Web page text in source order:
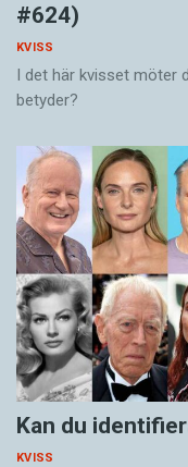
#624)
KVISS
I det här kvisset möter
betyder?
Kan du
KVISS